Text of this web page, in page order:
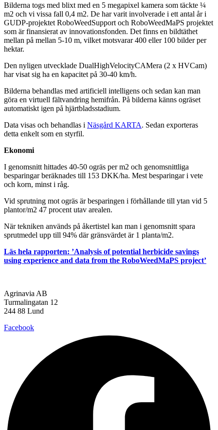
Bilderna togs med blixt med en 5 megapixel kamera som täckte ¼
m2 och vi vissa fall 0,4 m2. De har varit involverade i ett antal år i
GUDP-projektet RoboWeedSupport och RoboWeedMaPS projektet
som är finansierat av innovationsfonden. Det finns en bildtäthet
mellan på mellan 5-10 m, vilket motsvarar 400 eller 100 bilder per
hektar.
Den nyligen utvecklade DualHighVelocityCAMera (2 x HVCam)
har visat sig ha en kapacitet på 30-40 km/h.
Bilderna behandlas med artificiell intelligens och sedan kan man
göra en virtuell fältvandring hemifrån. På bilderna känns ogräset
automatiskt igen på hjärtbladsstadium.
Data visas och behandlas i Näsgård KARTA. Sedan exporteras
detta enkelt som en styrfil.
Ekonomi
I genomsnitt hittades 40-50 ogräs per m2 och genomsnittliga
besparingar beräknades till 153 DKK/ha. Mest besparingar i vete
och korn, minst i råg.
Vid sprutning mot ogräs är besparingen i förhållande till ytan vid 5
plantor/m2 47 procent utav arealen.
När tekniken används på åkertistel kan man i genomsnitt spara
sprutmedel upp till 94% där gränsvärdet är 1 planta/m2.
Läs hela rapporten: ’Analysis of potential herbicide savings
using experience and data from the RoboWeedMaPS project’
Agrinavia AB
Turmalingatan 12
244 88 Lund
Facebook